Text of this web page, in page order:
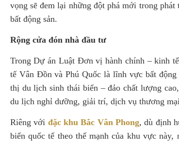
vọng sẽ đem lại những đột phá mới trong
bất động sản.
Rộng cửa đón nhà đầu tư
Trong Dự án Luật Đơn vị hành chính – kinh
tế Vân Đồn và Phú Quốc là lĩnh vực bất
thị du lịch sinh thái biển – đảo chất lượng
du lịch nghỉ dưỡng, giải trí, dịch vụ thương
Riêng với đặc khu Bắc Vân Phong, dù định
biển quốc tế theo thế mạnh của khu vực